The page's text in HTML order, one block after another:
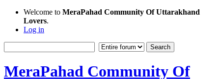
Welcome to MeraPahad Community Of Uttarakhand
Lovers.
Log in
MeraPahad Community Of